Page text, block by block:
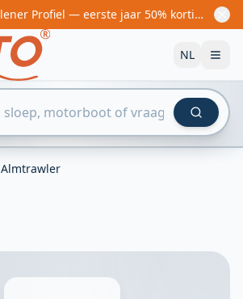
Nieuw: Dienstverlener Profiel — eerste jaar 50% korting! Vanaf €60/jaar
NL
Almtrawler